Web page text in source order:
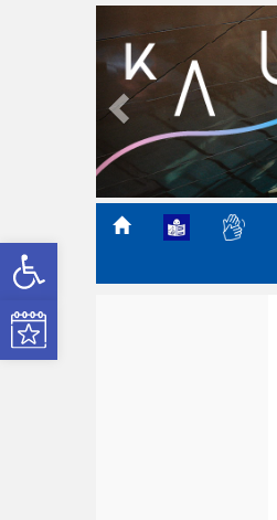
Open toolbar
Kultūros renginiai
Previous